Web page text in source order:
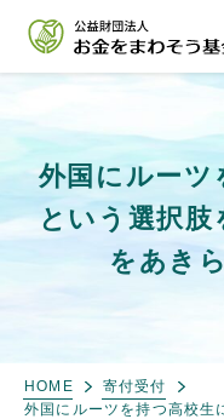
外国にルーツ
という選択肢
をあき
HOME
寄付受付
外国にルーツを持つ高校生